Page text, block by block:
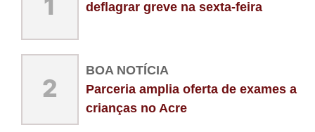
deflagrar greve na sexta-feira
2
BOA NOTÍCIA
Parceria amplia oferta de exames a
crianças no Acre